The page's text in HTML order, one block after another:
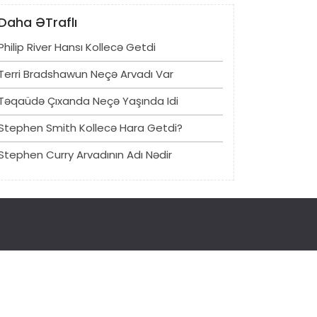
ƏTraflı
River Hansı Kollecə Getdi
Bradshawun Neçə Arvadı Var
Çıxanda Neçə Yaşında Idi
Smith Kollecə Hara Getdi?
Curry Arvadının Adı Nədir